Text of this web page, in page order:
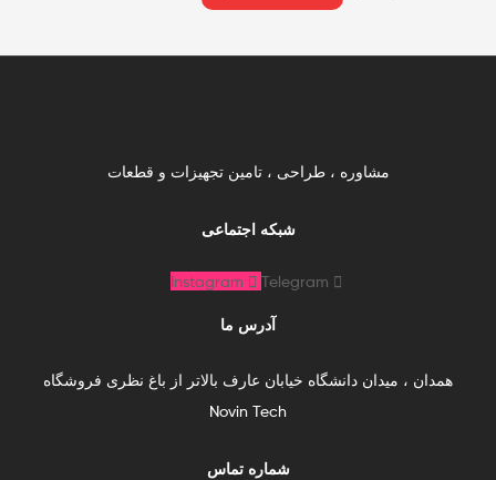
مشاوره ، طراحی ، تامین تجهیزات و قطعات
شبکه اجتماعی
Instagram Telegram
آدرس ما
همدان ، میدان دانشگاه خیابان عارف بالاتر از باغ نظری فروشگاه
Novin Tech
شماره تماس